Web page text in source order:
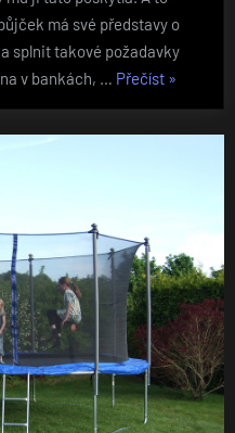
má své představy o
splnit takové požadavky
v bankách, … Přečíst
všem“
»